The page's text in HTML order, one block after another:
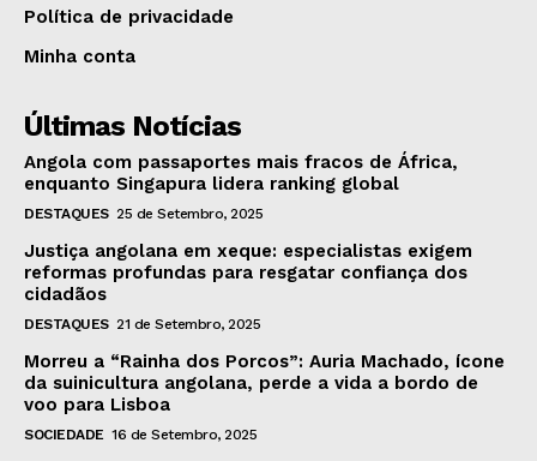
Política de privacidade
Minha conta
Últimas Notícias
Angola com passaportes mais fracos de África,
enquanto Singapura lidera ranking global
DESTAQUES 25 de Setembro, 2025
Justiça angolana em xeque: especialistas exigem
reformas profundas para resgatar confiança dos
cidadãos
DESTAQUES 21 de Setembro, 2025
Morreu a “Rainha dos Porcos”: Auria Machado, ícone
da suinicultura angolana, perde a vida a bordo de
voo para Lisboa
SOCIEDADE 16 de Setembro, 2025